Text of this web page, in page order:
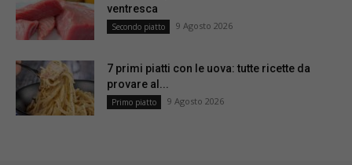
ventresca
Secondo piatto 9 Agosto 2026
7 primi piatti con le uova: tutte ricette da
provare al...
Primo piatto 9 Agosto 2026